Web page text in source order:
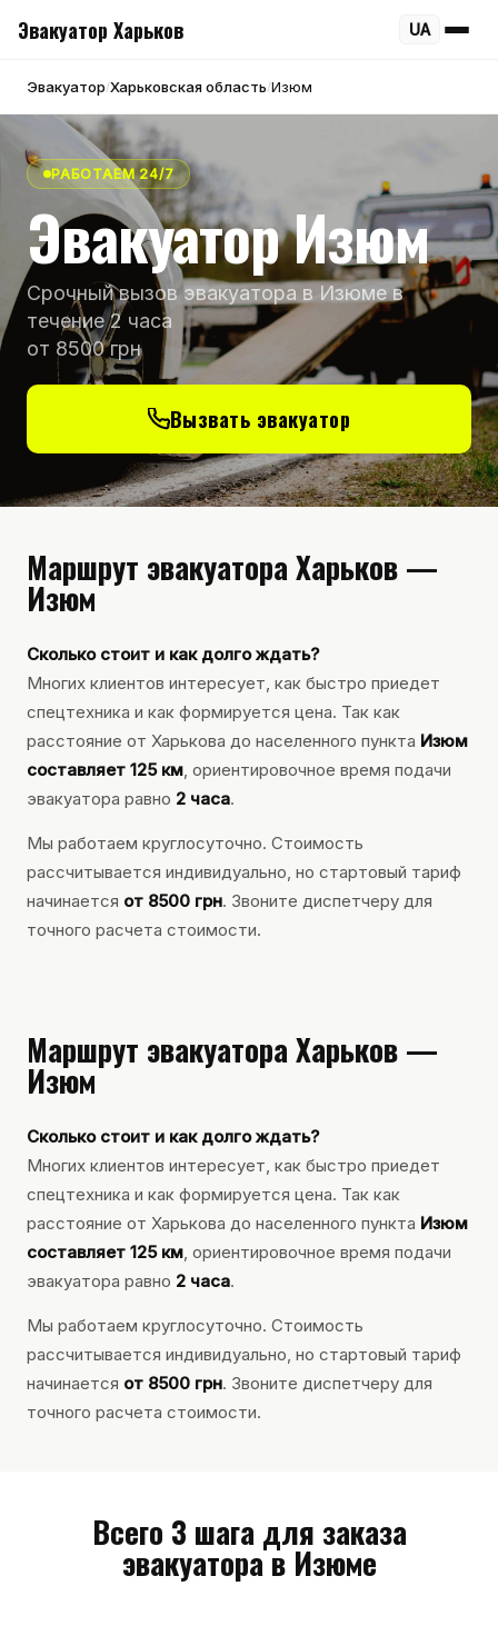
Эвакуатор Харьков UA
Эвакуатор/Харьковская область/Изюм
РАБОТАЕМ 24/7
Эвакуатор Изюм
Срочный вызов эвакуатора в Изюме в
течение 2 часа
от 8500 грн
Вызвать эвакуатор
Маршрут эвакуатора Харьков —
Изюм
Сколько стоит и как долго ждать?
Многих клиентов интересует, как быстро приедет
спецтехника и как формируется цена. Так как
расстояние от Харькова до населенного пункта Изюм
составляет 125 км, ориентировочное время подачи
эвакуатора равно 2 часа.
Мы работаем круглосуточно. Стоимость
рассчитывается индивидуально, но стартовый тариф
начинается от 8500 грн. Звоните диспетчеру для
точного расчета стоимости.
Маршрут эвакуатора Харьков —
Изюм
Сколько стоит и как долго ждать?
Многих клиентов интересует, как быстро приедет
спецтехника и как формируется цена. Так как
расстояние от Харькова до населенного пункта Изюм
составляет 125 км, ориентировочное время подачи
эвакуатора равно 2 часа.
Мы работаем круглосуточно. Стоимость
рассчитывается индивидуально, но стартовый тариф
начинается от 8500 грн. Звоните диспетчеру для
точного расчета стоимости.
Всего 3 шага для заказа
эвакуатора в Изюме